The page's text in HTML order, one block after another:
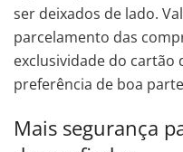
ser deixados de lado.
parcelamento das
exclusividade do cartão
preferência de boa
Mais segurança